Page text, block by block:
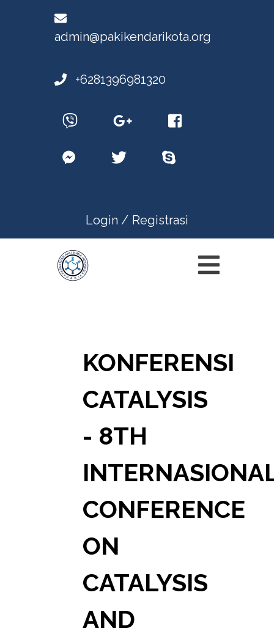
admin@pakikendarikota.org
+6281396981320
Login / Registrasi
KONFERENSI
CATALYSIS
- 8TH
CONFERENCE
ON
CATALYSIS
AND